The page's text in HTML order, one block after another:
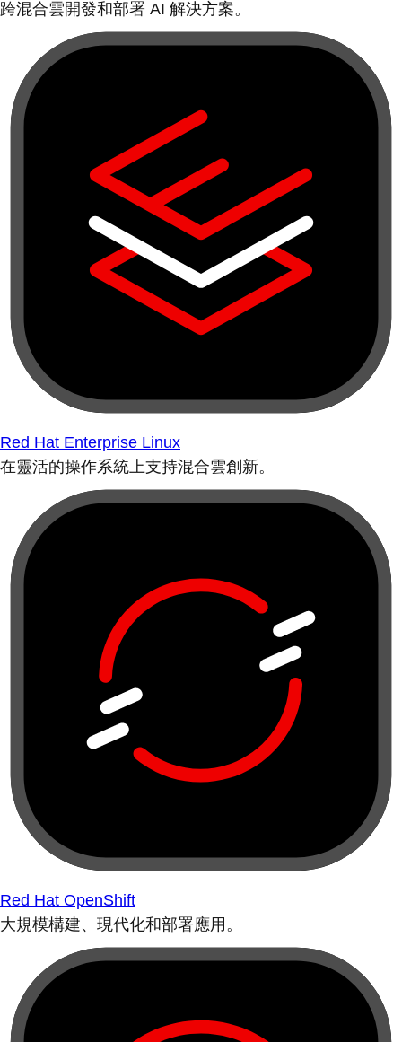
跨混合雲開發和部署 AI 解決方案。
Red Hat Enterprise Linux
在靈活的操作系統上支持混合雲創新。
Red Hat OpenShift
大規模構建、現代化和部署應用。